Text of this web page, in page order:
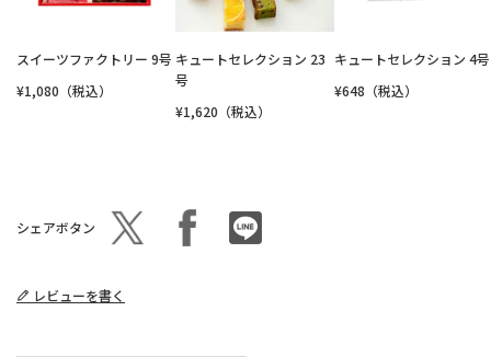
スイーツファクトリー 9号
¥1,080（税込）
キュートセレクション 23
号
¥1,620（税込）
キュートセレクション 4号
¥648（税込）
シェアボタン
レビューを書く